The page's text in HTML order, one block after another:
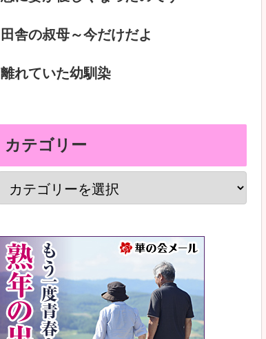
田舎の叔母～今だけだよ
離れていた幼馴染
カテゴリー